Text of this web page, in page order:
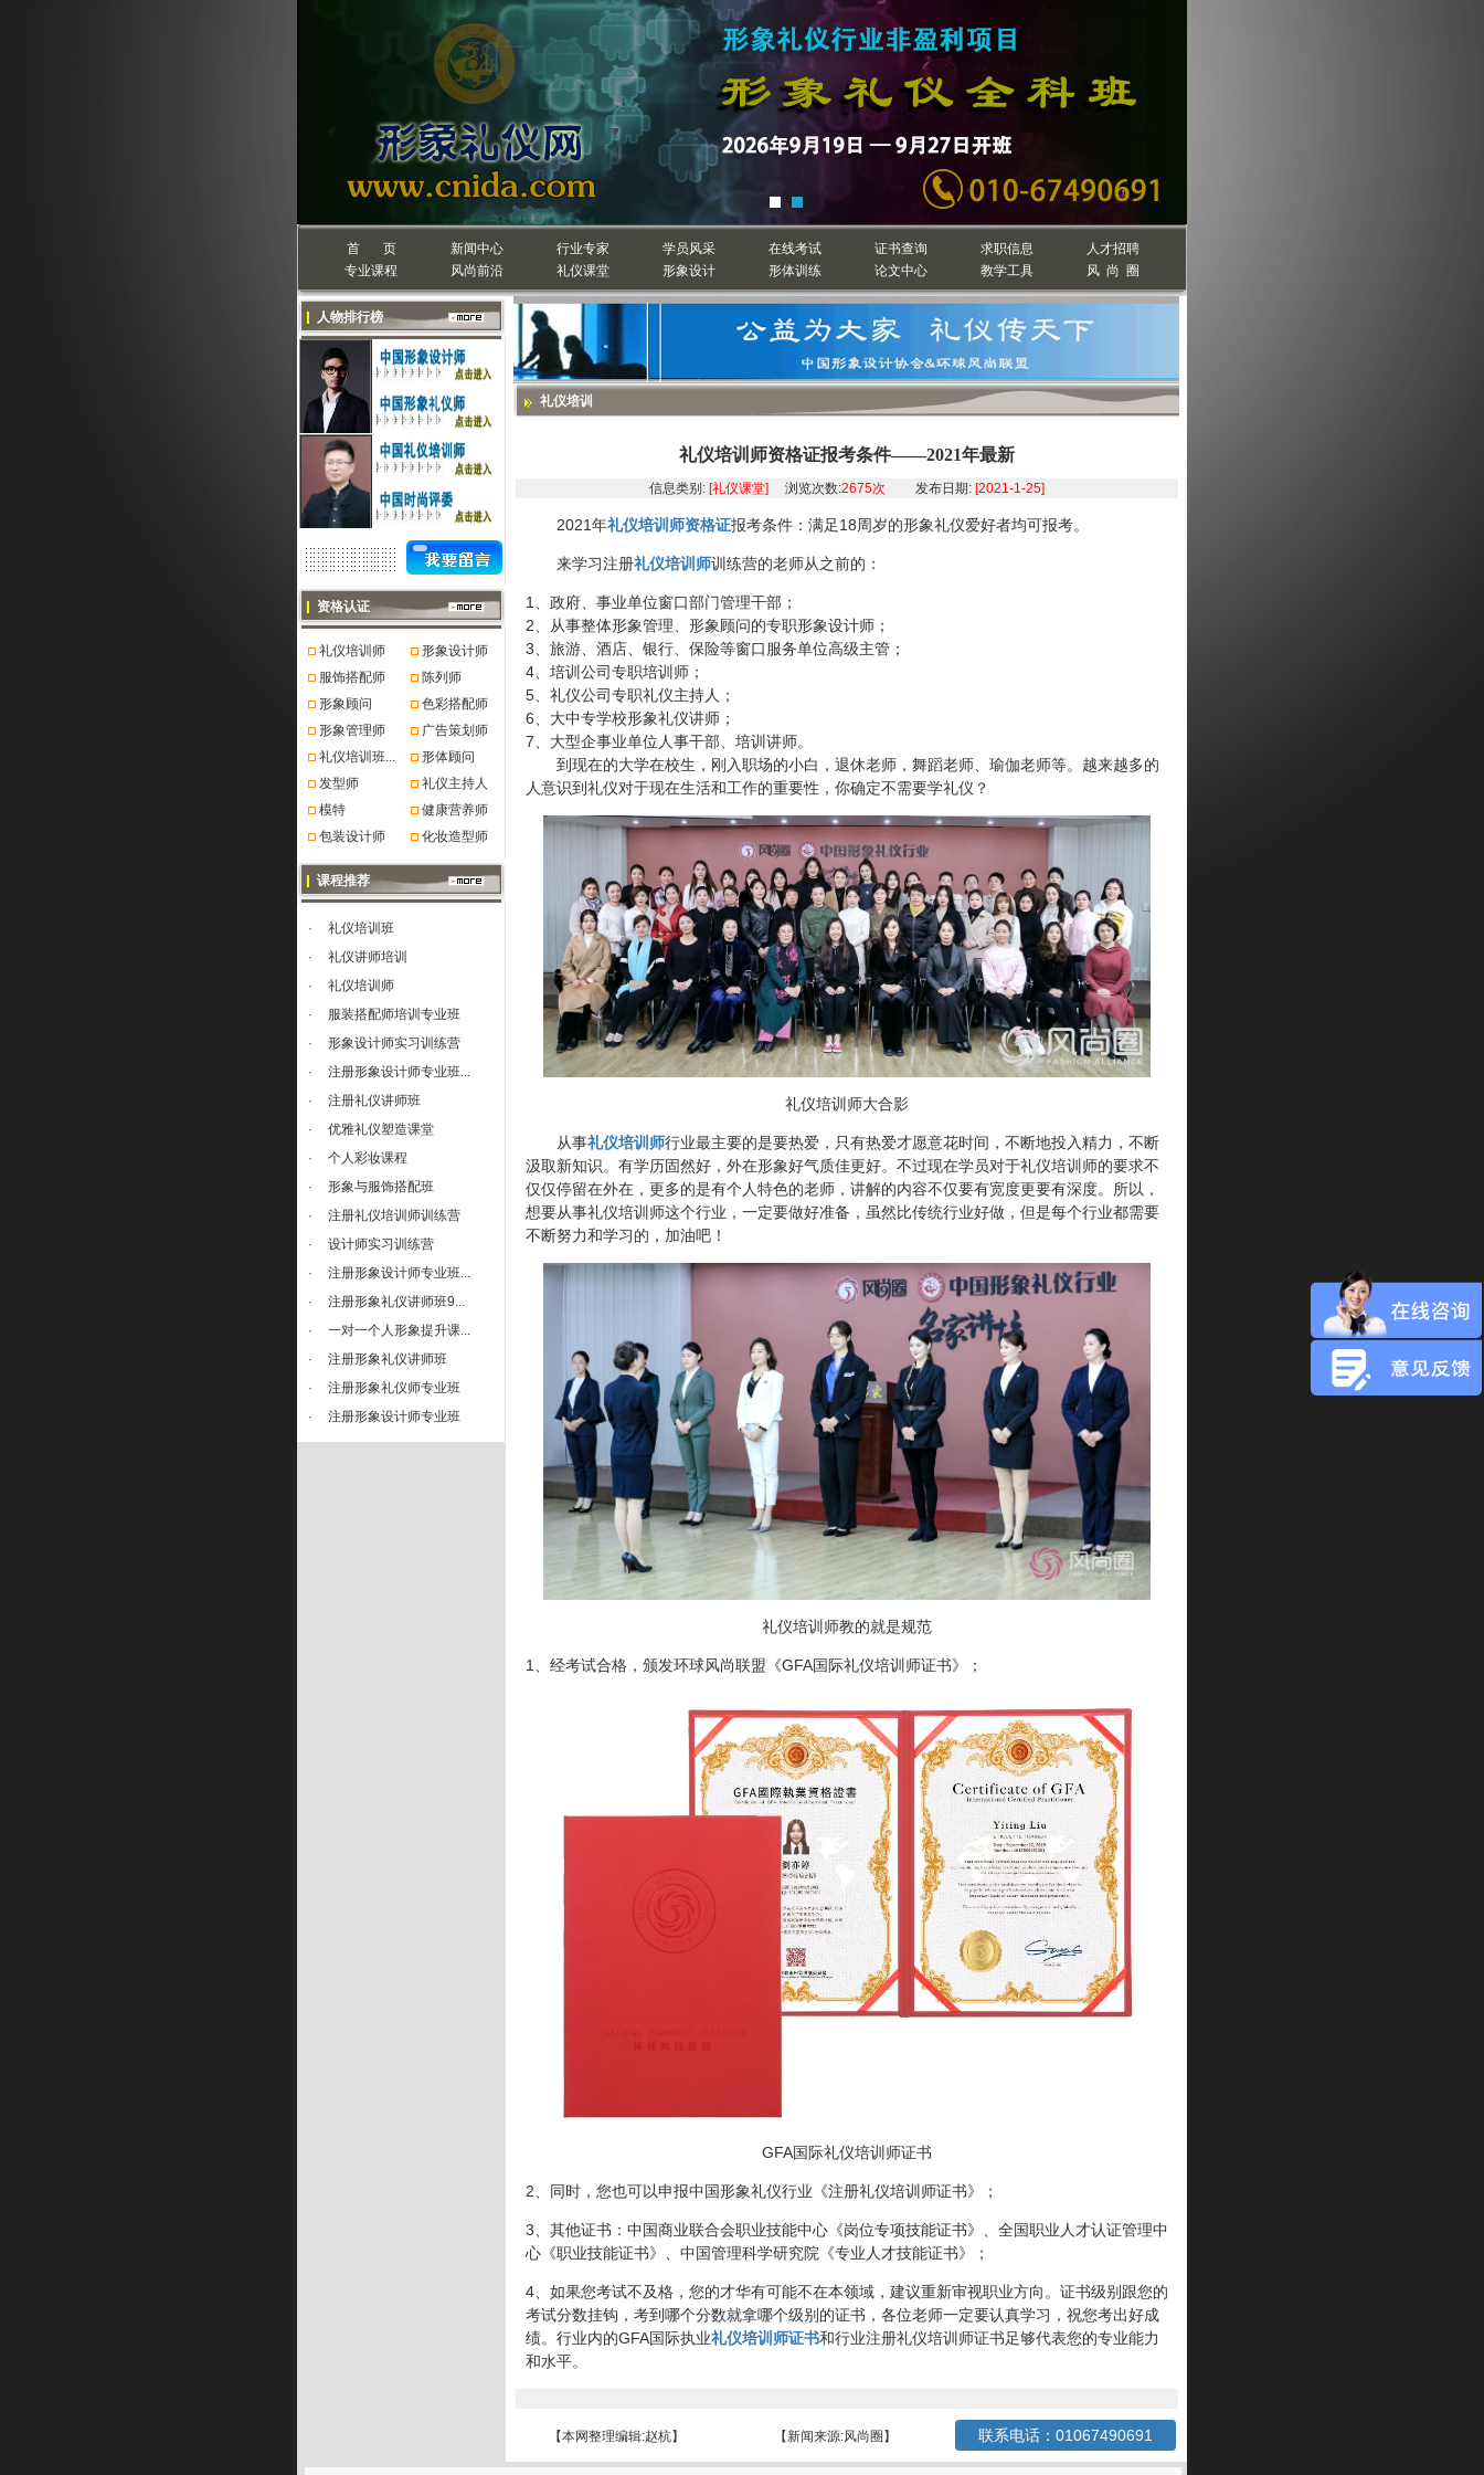
首 页 新闻中心 行业专家 学员风采 在线考试 证书查询 求职信息
人才招聘
专业课程
风尚前沿 礼仪课堂 形象设计 形体训练 论文中心 教学工具 风 尚 圈
人物排行榜
资格认证
礼仪培训师
形象设计师
服饰搭配师
陈列师
形象顾问
色彩搭配师
形象管理师
广告策划师
礼仪培训班...
形体顾问
发型师
礼仪主持人
模特
健康营养师
包装设计师
化妆造型师
课程推荐
·
礼仪培训班
·
礼仪讲师培训
·
礼仪培训师
·
服装搭配师培训专业班
·
形象设计师实习训练营
·
注册形象设计师专业班...
·
注册礼仪讲师班
·
优雅礼仪塑造课堂
·
个人彩妆课程
·
形象与服饰搭配班
·
注册礼仪培训师训练营
·
设计师实习训练营
·
注册形象设计师专业班...
·
注册形象礼仪讲师班9...
·
一对一个人形象提升课...
·
注册形象礼仪讲师班
·
注册形象礼仪师专业班
·
注册形象设计师专业班
礼仪培训
礼仪培训师资格证报考条件——2021年最新
信息类别: [礼仪课堂] 浏览次数:2675次 发布日期: [2021-1-25]
2021年礼仪培训师资格证报考条件：满足18周岁的形象礼仪爱好者均可报考。
来学习注册礼仪培训师训练营的老师从之前的：
1、政府、事业单位窗口部门管理干部；
2、从事整体形象管理、形象顾问的专职形象设计师；
3、旅游、酒店、银行、保险等窗口服务单位高级主管；
4、培训公司专职培训师；
5、礼仪公司专职礼仪主持人；
6、大中专学校形象礼仪讲师；
7、大型企事业单位人事干部、培训讲师。
到现在的大学在校生，刚入职场的小白，退休老师，舞蹈老师、瑜伽老师等。越来越多的
人意识到礼仪对于现在生活和工作的重要性，你确定不需要学礼仪？
礼仪培训师大合影
从事礼仪培训师行业最主要的是要热爱，只有热爱才愿意花时间，不断地投入精力，不断
汲取新知识。有学历固然好，外在形象好气质佳更好。不过现在学员对于礼仪培训师的要求不
仅仅停留在外在，更多的是有个人特色的老师，讲解的内容不仅要有宽度更要有深度。所以，
想要从事礼仪培训师这个行业，一定要做好准备，虽然比传统行业好做，但是每个行业都需要
不断努力和学习的，加油吧！
礼仪培训师教的就是规范
1、经考试合格，颁发环球风尚联盟《GFA国际礼仪培训师证书》；
GFA国际礼仪培训师证书
2、同时，您也可以申报中国形象礼仪行业《注册礼仪培训师证书》；
3、其他证书：中国商业联合会职业技能中心《岗位专项技能证书》、全国职业人才认证管理中
心《职业技能证书》、中国管理科学研究院《专业人才技能证书》；
4、如果您考试不及格，您的才华有可能不在本领域，建议重新审视职业方向。证书级别跟您的
考试分数挂钩，考到哪个分数就拿哪个级别的证书，各位老师一定要认真学习，祝您考出好成
绩。行业内的GFA国际执业礼仪培训师证书和行业注册礼仪培训师证书足够代表您的专业能力
和水平。
【本网整理编辑:赵杭】 【新闻来源:风尚圈】 联系电话：01067490691